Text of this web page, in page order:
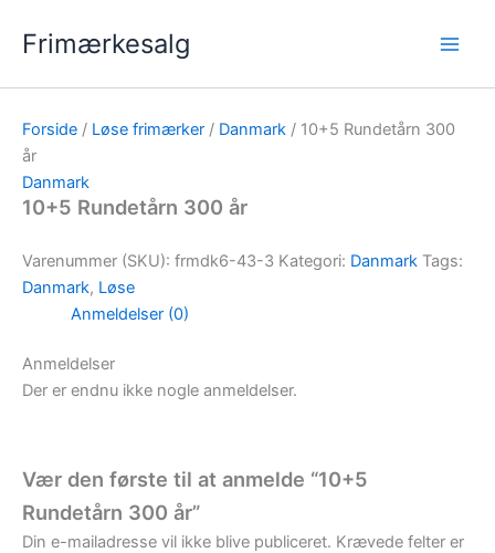
Frimærkesalg
Forside / Løse frimærker / Danmark / 10+5 Rundetårn 300
år
Danmark
10+5 Rundetårn 300 år
Varenummer (SKU): frmdk6-43-3 Kategori: Danmark Tags:
Danmark, Løse
Anmeldelser (0)
Anmeldelser
Der er endnu ikke nogle anmeldelser.
Vær den første til at anmelde “10+5
Rundetårn 300 år”
Din e-mailadresse vil ikke blive publiceret. Krævede felter er